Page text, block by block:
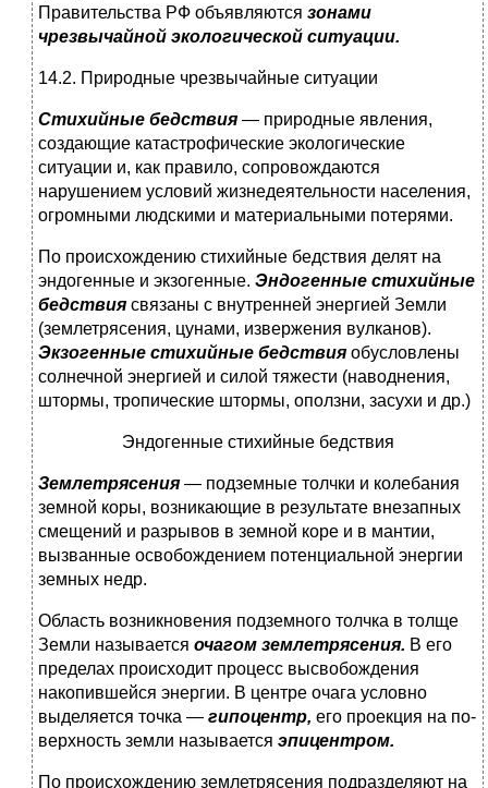
Правительства РФ объяв­ляются зонами
чрезвычайной экологической ситуации.
14.2. Природные чрезвычайные ситуации
Стихийные бедствия — природные явления,
создающие ка­тастрофические экологические
ситуации и, как правило, со­провождаются
нарушением условий жизнедеятельности насе­ления,
огромными людскими и материальными потерями.
По происхождению стихийные бедствия делят на
эндоген­ные и экзогенные. Эндогенные стихийные
бедствия связаны с внутренней энергией Земли
(землетрясения, цунами, извер­жения вулканов).
Экзогенные стихийные бедствия обусловле­ны
солнечной энергией и силой тяжести (наводнения,
штор­мы, тропические штормы, оползни, засухи и др.)
Эндогенные стихийные бедствия
Землетрясения — подземные толчки и колебания
земной коры, возникающие в результате внезапных
смещений и раз­рывов в земной коре и в мантии,
вызванные освобождением потенциальной энергии
земных недр.
Область возникновения подземного толчка в толще
Земли называется очагом землетрясения. В его
пределах происходит процесс высвобождения
накопившейся энергии. В центре очага условно
выделяется точка — гипоцентр, его проекция на по­
верхность земли называется эпицентром.
По происхождению землетрясения подразделяют на